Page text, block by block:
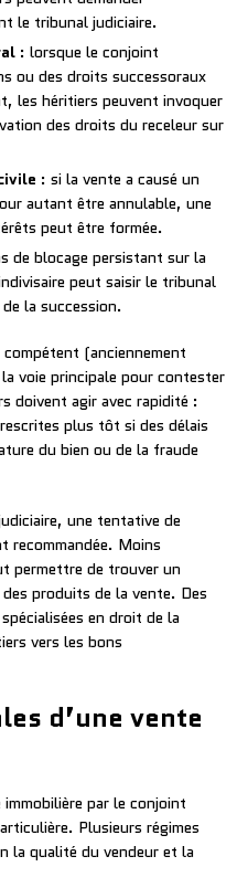
le tribunal judiciaire.
: lorsque le conjoint
ou des droits successoraux
les héritiers peuvent invoquer
des droits du receleur sur
: si la vente a causé un
autant être annulable, une
peut être formée.
de blocage persistant sur la
peut saisir le tribunal
la succession.
compétent (anciennement
voie principale pour contester
doivent agir avec rapidité :
plus tôt si des délais
du bien ou de la fraude
une tentative de
recommandée. Moins
permettre de trouver un
produits de la vente. Des
en droit de la
vers les bons
d’une vente
immobilière par le conjoint
Plusieurs régimes
la qualité du vendeur et la